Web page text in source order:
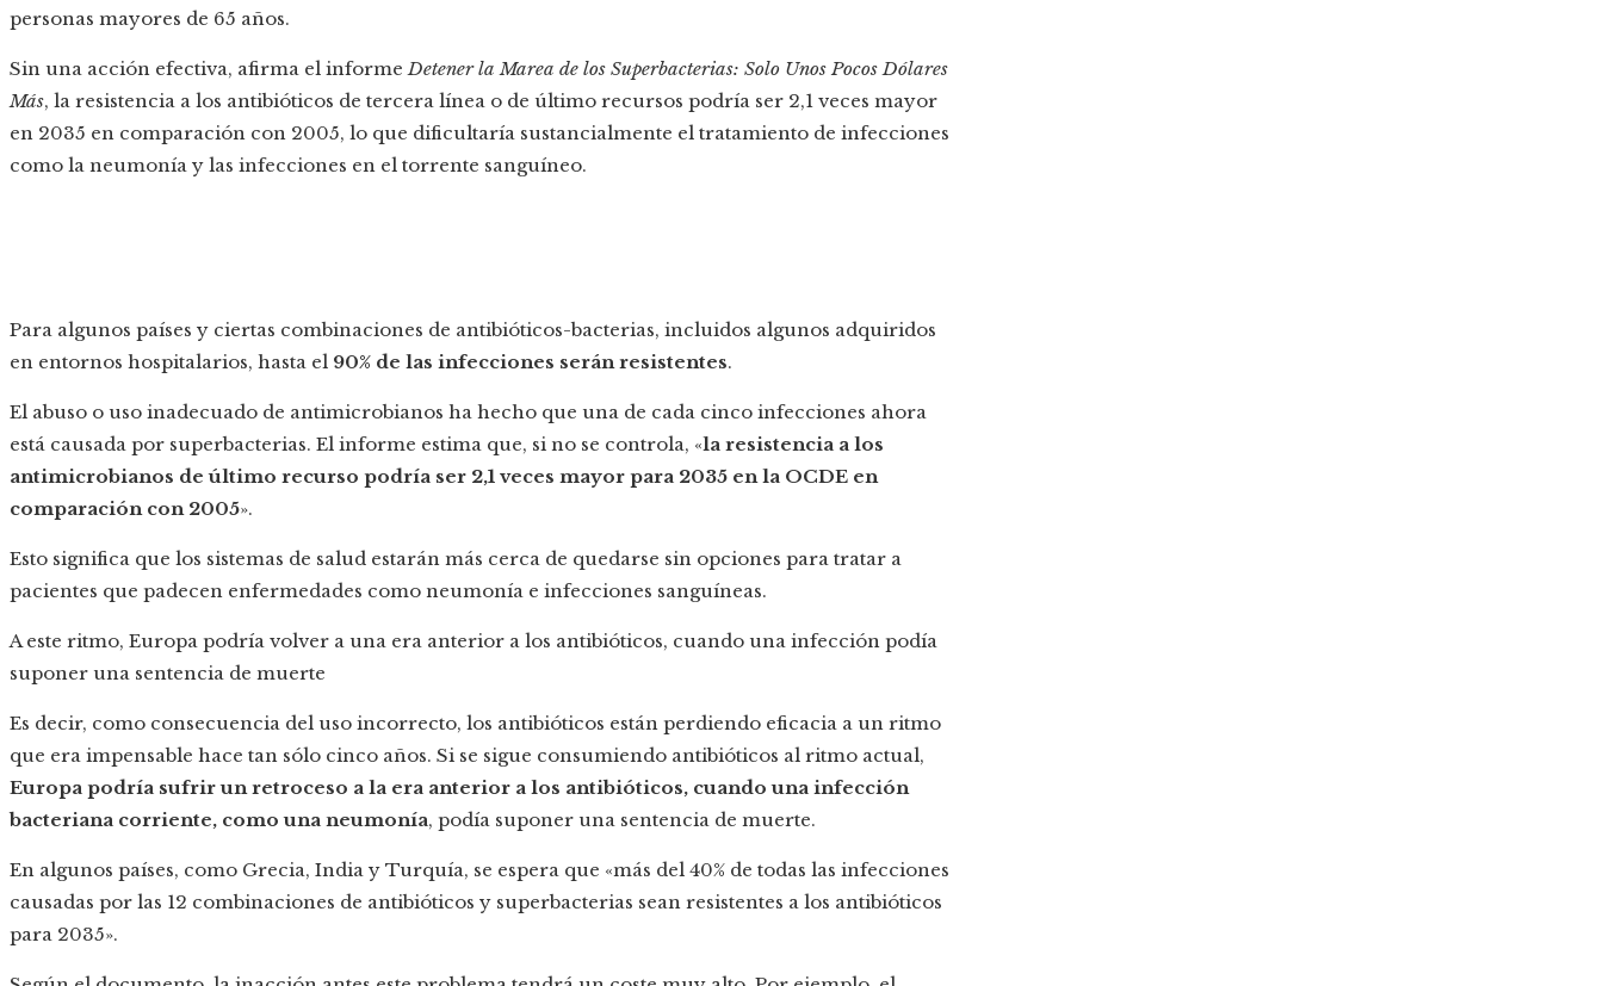
personas mayores de 65 años.
Sin una acción efectiva, afirma el informeDetener la Marea de los Superbacterias: Solo Unos Pocos Dólares
Más, la resistencia a los antibióticos de tercera línea o de último recursos podría ser 2,1 veces mayor
en 2035 en comparación con 2005, lo que dificultaría sustancialmente el tratamiento de infecciones
como la neumonía y las infecciones en el torrente sanguíneo.
Para algunos países y ciertas combinaciones de antibióticos-bacterias, incluidos algunos adquiridos
en entornos hospitalarios, hasta el 90% de las infecciones serán resistentes.
El abuso o uso inadecuado de antimicrobianos ha hecho que una de cada cinco infecciones ahora
está causada por superbacterias. El informe estima que, si no se controla, «la resistencia a los
antimicrobianos de último recurso podría ser 2,1 veces mayor para 2035 en la OCDE en
comparación con 2005».
Esto significa que los sistemas de salud estarán más cerca de quedarse sin opciones para tratar a
pacientes que padecen enfermedades como neumonía e infecciones sanguíneas.
A este ritmo, Europa podría volver a una era anterior a los antibióticos, cuando una infección podía
suponer una sentencia de muerte
Es decir, como consecuencia del uso incorrecto, los antibióticos están perdiendo eficacia a un ritmo
que era impensable hace tan sólo cinco años. Si se sigue consumiendo antibióticos al ritmo actual,
Europa podría sufrir un retroceso a la era anterior a los antibióticos, cuando una infección
bacteriana corriente, como una neumonía, podía suponer una sentencia de muerte.
En algunos países, como Grecia, India y Turquía, se espera que «más del 40% de todas las infecciones
causadas por las 12 combinaciones de antibióticos y superbacterias sean resistentes a los antibióticos
para 2035».